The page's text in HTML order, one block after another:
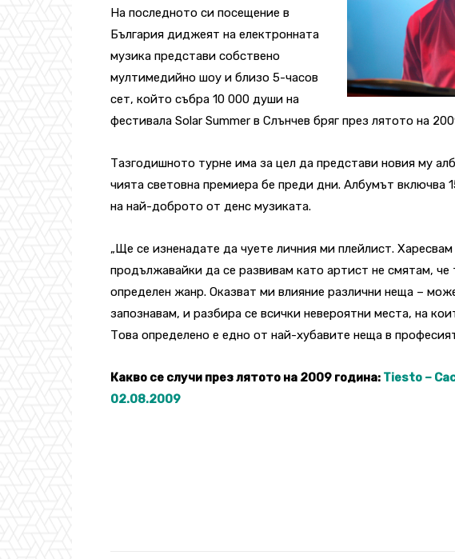
На последното си посещение в
България диджеят на електронната
музика представи собствено
мултимедийно шоу и близо 5-часов
сет, който събра 10 000 души на
фестивала Solar Summer в Слънчев бряг през лятото на
Тазгодишното турне има за цел да представи новия му
чията световна премиера бе преди дни. Албумът включва
на най-доброто от денс музиката.
„Ще се изненадате да чуете личния ми плейлист.
продължавайки да се развивам като артист не смятам, че
определен жанр. Оказват ми влияние различни неща –
запознавам, и разбира се всички невероятни места, на
Това определено е едно от най-хубавите неща в
Какво се случи през лятото на 2009 година: Tiesto –
02.08.2009